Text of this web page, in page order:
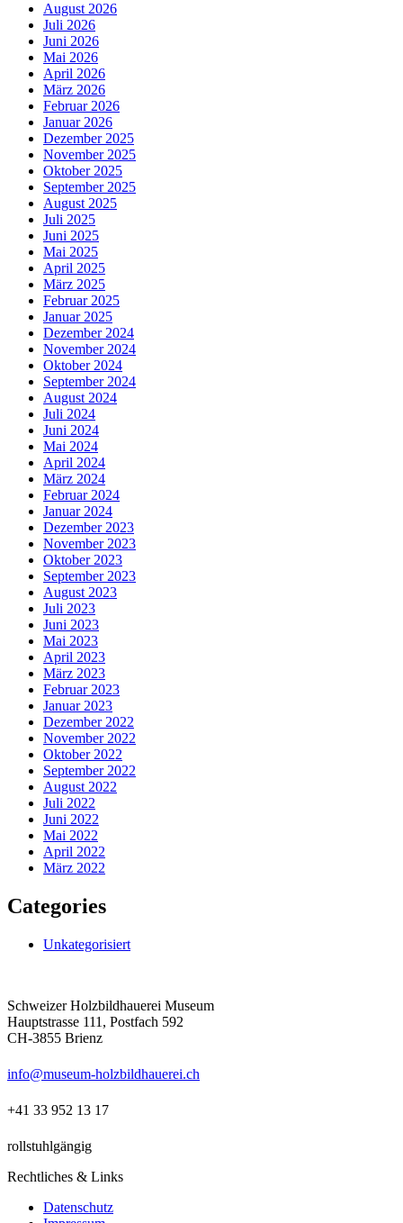
August 2026
Juli 2026
Juni 2026
Mai 2026
April 2026
März 2026
Februar 2026
Januar 2026
Dezember 2025
November 2025
Oktober 2025
September 2025
August 2025
Juli 2025
Juni 2025
Mai 2025
April 2025
März 2025
Februar 2025
Januar 2025
Dezember 2024
November 2024
Oktober 2024
September 2024
August 2024
Juli 2024
Juni 2024
Mai 2024
April 2024
März 2024
Februar 2024
Januar 2024
Dezember 2023
November 2023
Oktober 2023
September 2023
August 2023
Juli 2023
Juni 2023
Mai 2023
April 2023
März 2023
Februar 2023
Januar 2023
Dezember 2022
November 2022
Oktober 2022
September 2022
August 2022
Juli 2022
Juni 2022
Mai 2022
April 2022
März 2022
Categories
Unkategorisiert
Schweizer Holzbildhauerei Museum
Hauptstrasse 111, Postfach 592
CH-3855 Brienz
info@museum-holzbildhauerei.ch
+41 33 952 13 17
rollstuhlgängig
Rechtliches & Links
Datenschutz